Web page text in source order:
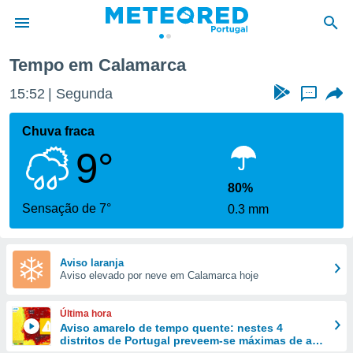
da
foi
fornecidas
a este
das
e
forma
digital
Tempo em Calamarca
15:52 Segunda ...
Chuva fraca
9°
Sensação de 7°
80%
0.3 mm
Aviso laranja
Aviso elevado por neve em Calamarca hoje
Última hora
Aviso amarelo de tempo quente: nestes 4
distritos de Portugal preveem-se máximas de até